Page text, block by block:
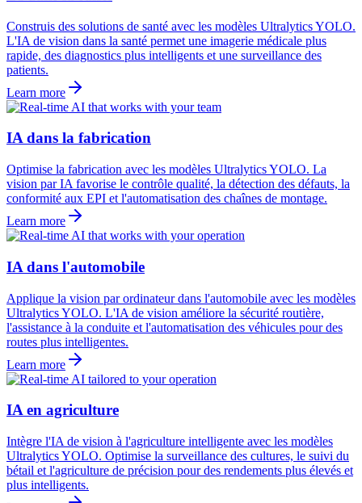
Construis des solutions de santé avec les modèles Ultralytics YOLO.
L'IA de vision dans la santé permet une imagerie médicale plus
rapide, des diagnostics plus intelligents et une surveillance des
patients.
Learn more
IA dans la fabrication
Optimise la fabrication avec les modèles Ultralytics YOLO. La
vision par IA favorise le contrôle qualité, la détection des défauts, la
conformité aux EPI et l'automatisation des chaînes de montage.
Learn more
IA dans l'automobile
Applique la vision par ordinateur dans l'automobile avec les modèles
Ultralytics YOLO. L'IA de vision améliore la sécurité routière,
l'assistance à la conduite et l'automatisation des véhicules pour des
routes plus intelligentes.
Learn more
IA en agriculture
Intègre l'IA de vision à l'agriculture intelligente avec les modèles
Ultralytics YOLO. Optimise la surveillance des cultures, le suivi du
bétail et l'agriculture de précision pour des rendements plus élevés et
plus intelligents.